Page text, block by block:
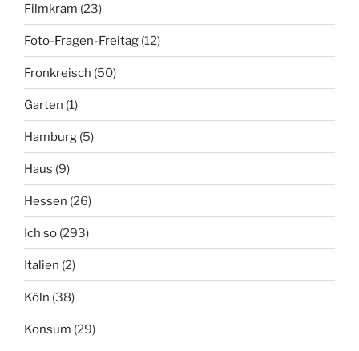
Filmkram (23)
Foto-Fragen-Freitag (12)
Fronkreisch (50)
Garten (1)
Hamburg (5)
Haus (9)
Hessen (26)
Ich so (293)
Italien (2)
Köln (38)
Konsum (29)